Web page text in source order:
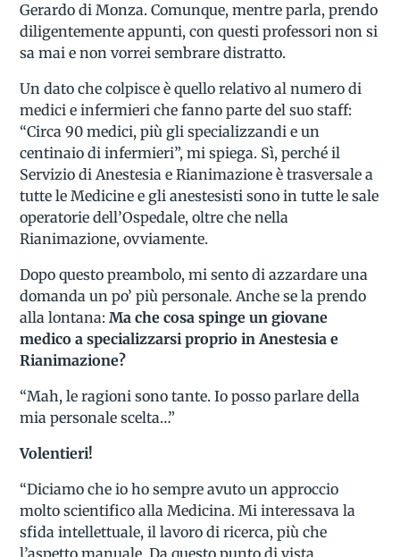
Gerardo di Monza. Comunque, mentre parla, prendo
diligentemente appunti, con questi professori non si
sa mai e non vorrei sembrare distratto.
Un dato che colpisce è quello relativo al numero di
medici e infermieri che fanno parte del suo staff:
“Circa 90 medici, più gli specializzandi e un
centinaio di infermieri”, mi spiega. Sì, perché il
Servizio di Anestesia e Rianimazione è trasversale a
tutte le Medicine e gli anestesisti sono in tutte le sale
operatorie dell’Ospedale, oltre che nella
Rianimazione, ovviamente.
Dopo questo preambolo, mi sento di azzardare una
domanda un po’ più personale. Anche se la prendo
alla lontana:Ma che cosa spinge un giovane
medico a specializzarsi proprio in Anestesia e
Rianimazione?
“Mah, le ragioni sono tante. Io posso parlare della
mia personale scelta…”
Volentieri!
“Diciamo che io ho sempre avuto un approccio
molto scientifico alla Medicina. Mi interessava la
sfida intellettuale, il lavoro di ricerca, più che
l’aspetto manuale. Da questo punto di vista